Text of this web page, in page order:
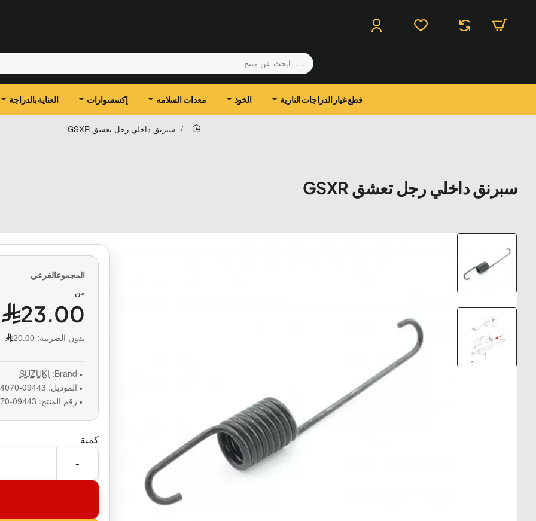
.....
ابحث
عن
منتج
قطع غيار الدراجات النارية الخوذ معدات السلامه إكسسوارات العناية بالدراجة
سبرنق داخلي رجل تعشق GSXR
سبرنق داخلي رجل تعشق GSXR
من
23.00
بدون الضريبة: 20.00
Brand:
SUZUKI
الموديل: 09443-14070-0000
رقم المنتج: 09443-14070-0000